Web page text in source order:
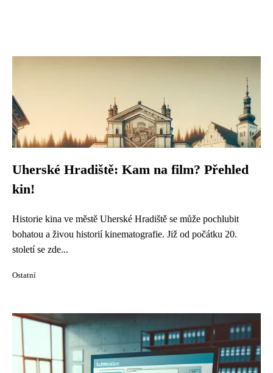
Uherské Hradiště: Kam na film? Přehled
kin!
Historie kina ve městě Uherské Hradiště se může pochlubit
bohatou a živou historií kinematografie. Již od počátku 20.
století se zde...
Ostatní